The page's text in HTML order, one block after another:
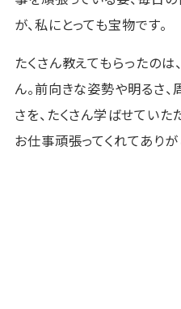
が、私にとっても宝物です。
たくさん教えてもらったの
ん。前向きな姿勢や明るさ
さを、たくさん学ばせていた
お仕事頑張ってくれてありが